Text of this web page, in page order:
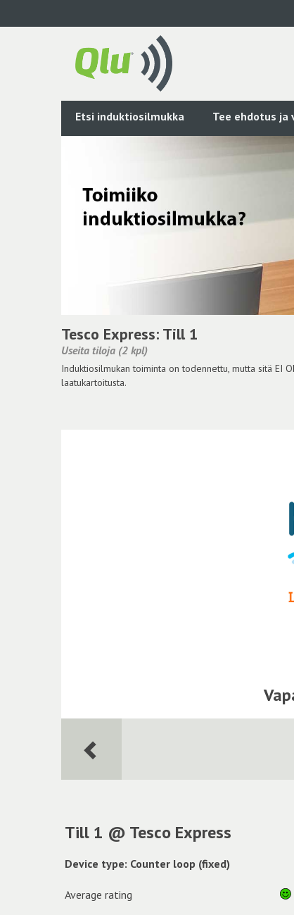
Etsi induktiosilmukka Tee ehdotus ja
Tesco Express: Till 1
Useita tiloja (2 kpl)
Induktiosilmukan toiminta on todennettu, mutta sitä EI
laatukartoitusta.
Till 1 @ Tesco Express
Device type: Counter loop (fixed)
Average rating